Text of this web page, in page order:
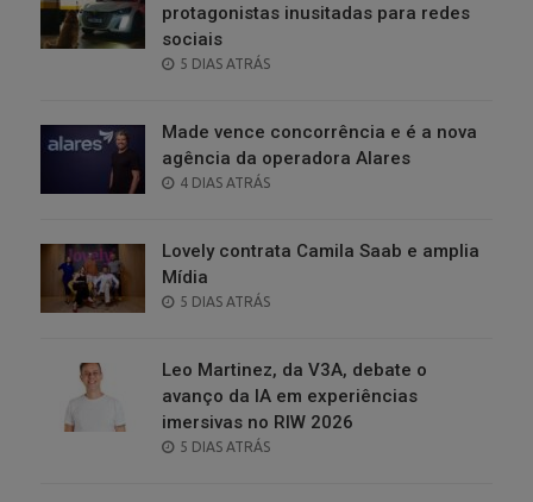
protagonistas inusitadas para redes
sociais
POSTED
5 DIAS ATRÁS
Made vence concorrência e é a nova
agência da operadora Alares
POSTED
4 DIAS ATRÁS
Lovely contrata Camila Saab e amplia
Mídia
POSTED
5 DIAS ATRÁS
Leo Martinez, da V3A, debate o
avanço da IA em experiências
imersivas no RIW 2026
POSTED
5 DIAS ATRÁS